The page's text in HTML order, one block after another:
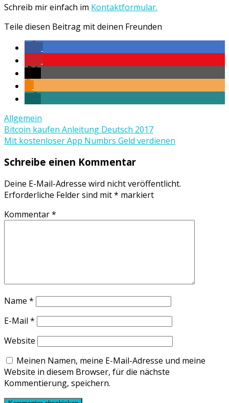
Schreib mir einfach im Kontaktformular.
Teile diesen Beitrag mit deinen Freunden
Allgemein
Beitrags-
Navigation
Bitcoin kaufen Anleitung Deutsch 2017
Mit kostenloser App Numbrs Geld verdienen
Schreibe einen Kommentar
Deine E-Mail-Adresse wird nicht veröffentlicht.
Erforderliche Felder sind mit* markiert
Kommentar*
Name *
E-Mail *
Website
Meinen Namen, meine E-Mail-Adresse und meine
Website in diesem Browser, für die nächste
Kommentierung, speichern.